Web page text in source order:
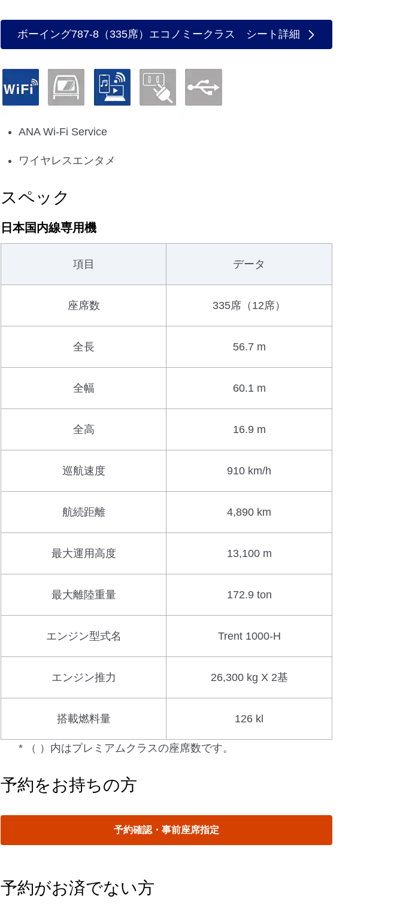
ボーイング787-8（335席）エコノミークラス シート詳細
ANA Wi-Fi Service
ワイヤレスエンタメ
スペック
日本国内線専用機
項目 データ
座席数 335席（12席）
全長 56.7 m
全幅 60.1 m
全高 16.9 m
巡航速度 910 km/h
航続距離 4,890 km
最大運用高度 13,100 m
最大離陸重量 172.9 ton
エンジン型式名 Trent 1000-H
エンジン推力 26,300 kg X 2基
搭載燃料量 126 kl
* （ ）内はプレミアムクラスの座席数です。
予約をお持ちの方
予約確認・事前座席指定
予約がお済でない方